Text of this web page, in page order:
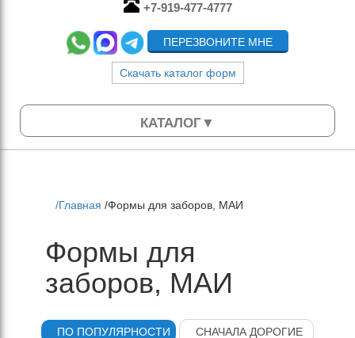
/Главная /Формы для заборов, МАИ
Формы для
заборов, МАИ
+7-919-477-4777
ПЕРЕЗВОНИТЕ МНЕ
Скачать каталог форм
КАТАЛОГ